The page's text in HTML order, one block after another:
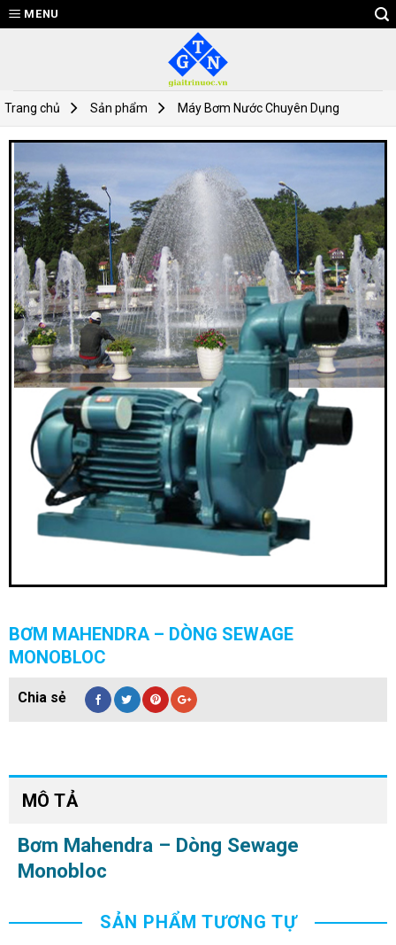
Skip
to
MENU
Trang chủ Sản phẩm Máy Bơm Nước Chuyên Dụng
BƠM MAHENDRA – DÒNG SEWAGE
MONOBLOC
MÔ TẢ
Bơm Mahendra – Dòng Sewage
Monobloc
SẢN PHẨM TƯƠNG TỰ